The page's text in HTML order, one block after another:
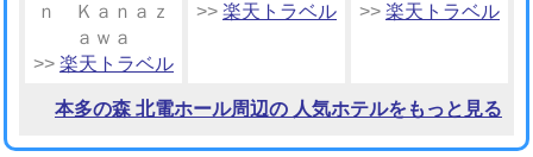
ｎ Ｋａｎａｚ
ａｗａ
>> 楽天トラベル
>> 楽天トラベル
>> 楽天トラベル
本多の森 北電ホール周辺の 人気ホテルをもっと見る